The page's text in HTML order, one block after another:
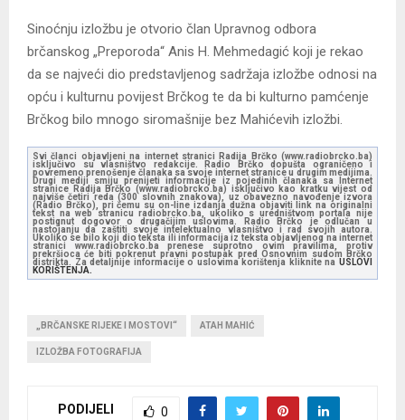
Sinoćnju izložbu je otvorio član Upravnog odbora
brčanskog „Preporoda“ Anis H. Mehmedagić koji je rekao
da se najveći dio predstavljenog sadržaja izložbe odnosi na
opću i kulturnu povijest Brčkog te da bi kulturno pamćenje
Brčkog bilo mnogo siromašnije bez Mahićevih izložbi.
Svi članci objavljeni na internet stranici Radija Brčko (www.radiobrcko.ba)
isključivo su vlasništvo redakcije. Radio Brčko dopušta ograničeno i
povremeno prenošenje članaka sa svoje internet stranice u drugim medijima.
Drugi mediji smiju prenijeti informacije iz pojedinih članaka sa Internet
stranice Radija Brčko (www.radiobrcko.ba) isključivo kao kratku vijest od
najviše četiri reda (300 slovnih znakova), uz obavezno navođenje izvora
(Radio Brčko), pri čemu su on-line izdanja dužna objaviti link na originalni
tekst na web stranicu radiobrcko.ba, ukoliko s uredništvom portala nije
postignut dogovor o drugačijim uslovima. Radio Brčko je odlučan u
nastojanju da zaštiti svoje intelektualno vlasništvo i rad svojih autora.
Ukoliko se bilo koji dio teksta ili informacija iz teksta objavljenog na internet
stranici www.radiobrcko.ba prenese suprotno ovim pravilima, protiv
prekršioca će biti pokrenut pravni postupak pred Osnovnim sudom Brčko
distrikta. Za detaljnije informacije o uslovima korištenja kliknite na USLOVI
KORIŠTENJA.
„BRČANSKE RIJEKE I MOSTOVI“ ATAH MAHIĆ
IZLOŽBA FOTOGRAFIJA
PODIJELI 0